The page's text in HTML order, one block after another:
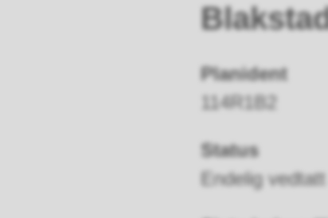
Planident
114R1B2
Status
Endelig